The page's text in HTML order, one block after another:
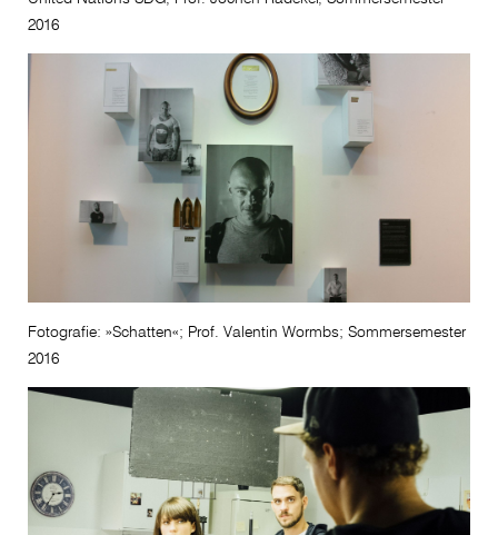
2016
Fotografie: »Schatten«; Prof. Valentin Wormbs; Sommersemester
2016